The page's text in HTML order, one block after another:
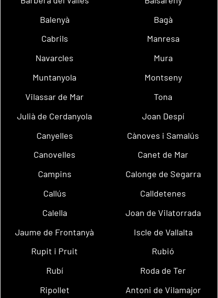
Balenyà
Bagà
Cabrils
Manresa
Navarcles
Mura
Muntanyola
Montseny
Vilassar de Mar
Tona
Julià de Cerdanyola
Joan Despí
Canyelles
Cànoves i Samalús
Canovelles
Canet de Mar
Campins
Calonge de Segarra
Callús
Calldetenes
Calella
Joan de Vilatorrada
Jaume de Frontanyà
Iscle de Vallalta
Rupit i Pruit
Rubió
Rubí
Roda de Ter
Ripollet
Antoni de Vilamajor